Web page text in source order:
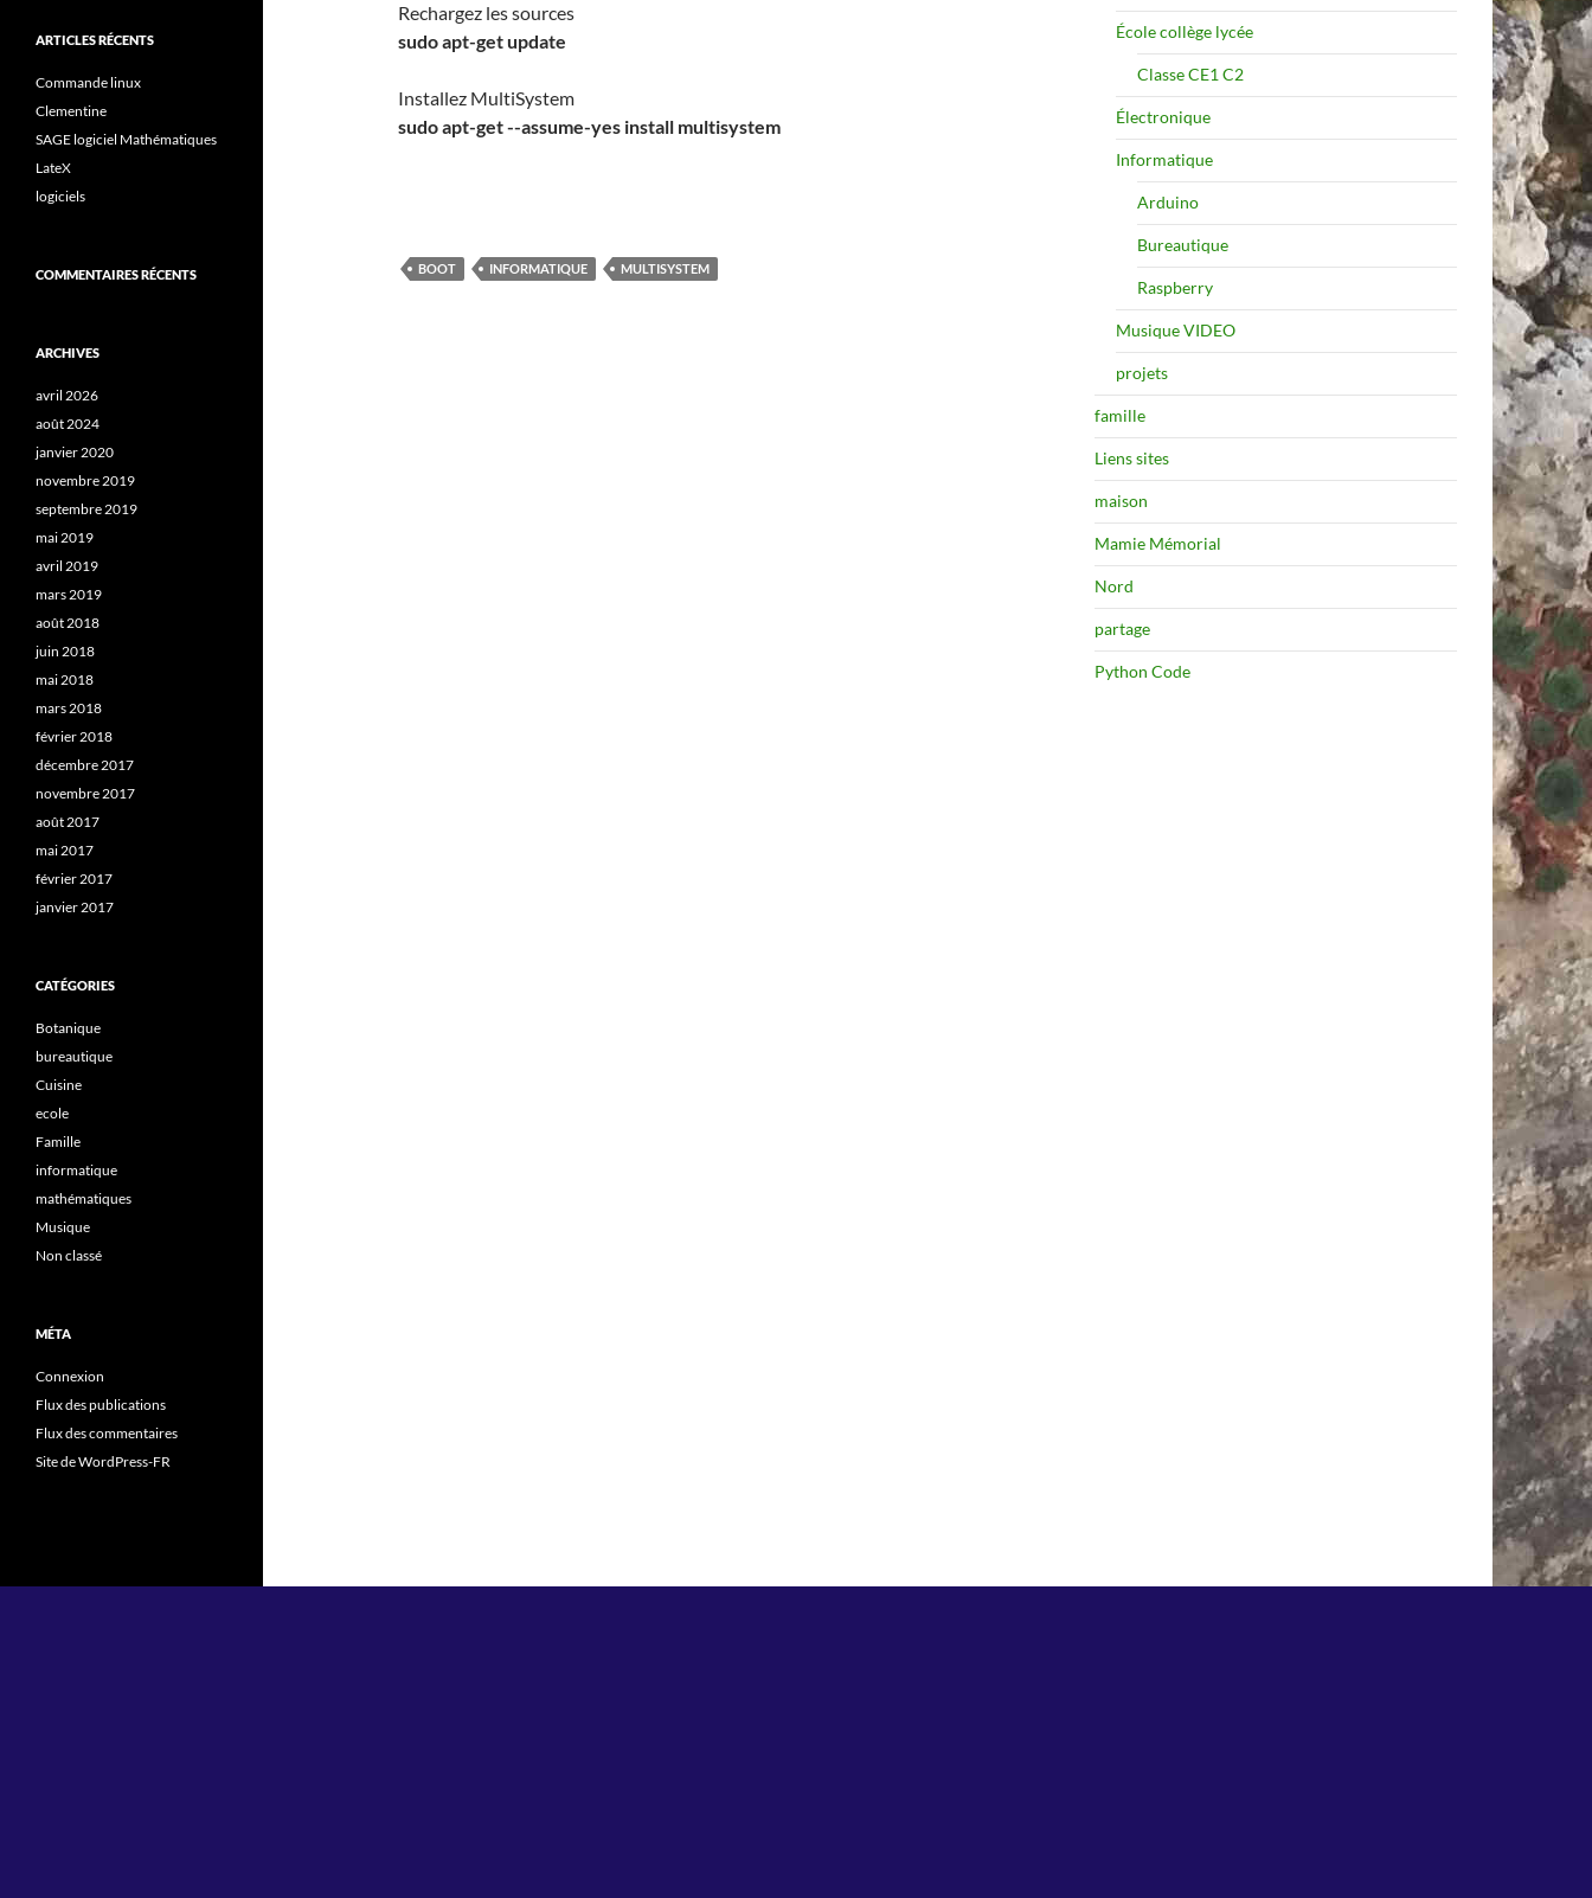
Rechargez les sources
sudo apt-get update
Installez MultiSystem
sudo apt-get --assume-yes install multisystem
BOOT INFORMATIQUE MULTISYSTEM
École collège lycée
Classe CE1 C2
Électronique
Informatique
Arduino
Bureautique
Raspberry
Musique VIDEO
projets
famille
Liens sites
maison
Mamie Mémorial
Nord
partage
Python Code
ARTICLES RÉCENTS
Commande linux
Clementine
SAGE logiciel Mathématiques
LateX
logiciels
COMMENTAIRES RÉCENTS
ARCHIVES
avril 2026
août 2024
janvier 2020
novembre 2019
septembre 2019
mai 2019
avril 2019
mars 2019
août 2018
juin 2018
mai 2018
mars 2018
février 2018
décembre 2017
novembre 2017
août 2017
mai 2017
février 2017
janvier 2017
CATÉGORIES
Botanique
bureautique
Cuisine
ecole
Famille
informatique
mathématiques
Musique
Non classé
MÉTA
Connexion
Flux des publications
Flux des commentaires
Site de WordPress-FR